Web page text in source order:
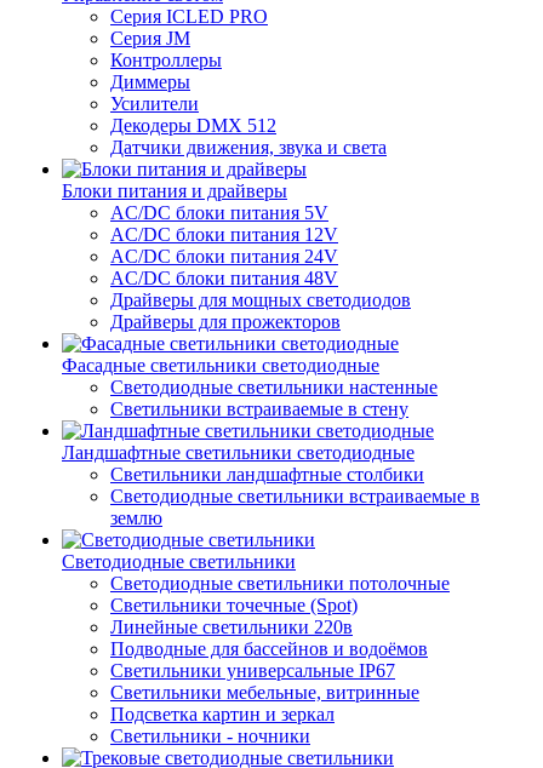
Серия ICLED PRO
Серия JM
Контроллеры
Диммеры
Усилители
Декодеры DMX 512
Датчики движения, звука и света
Блоки питания и драйверы
AC/DC блоки питания 5V
AC/DC блоки питания 12V
AC/DC блоки питания 24V
AC/DC блоки питания 48V
Драйверы для мощных светодиодов
Драйверы для прожекторов
Фасадные светильники светодиодные
Светодиодные светильники настенные
Светильники встраиваемые в стену
Ландшафтные светильники светодиодные
Светильники ландшафтные столбики
Светодиодные светильники встраиваемые в
землю
Светодиодные светильники
Светодиодные светильники потолочные
Светильники точечные (Spot)
Линейные светильники 220в
Подводные для бассейнов и водоёмов
Светильники универсальные IP67
Светильники мебельные, витринные
Подсветка картин и зеркал
Светильники - ночники